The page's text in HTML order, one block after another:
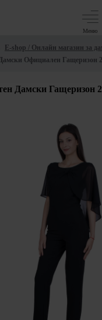
E-shop / Онлайн магазин за
Дамски Официален Гащеризон
Дамски Гащеризон